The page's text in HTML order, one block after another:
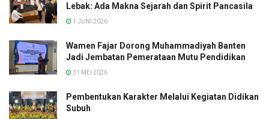
Lebak: Ada Makna Sejarah dan Spirit Pancasila
1 JUNI 2026
Wamen Fajar Dorong Muhammadiyah Banten
Jadi Jembatan Pemerataan Mutu Pendidikan
31 MEI 2026
Pembentukan Karakter Melalui Kegiatan Didikan
Subuh